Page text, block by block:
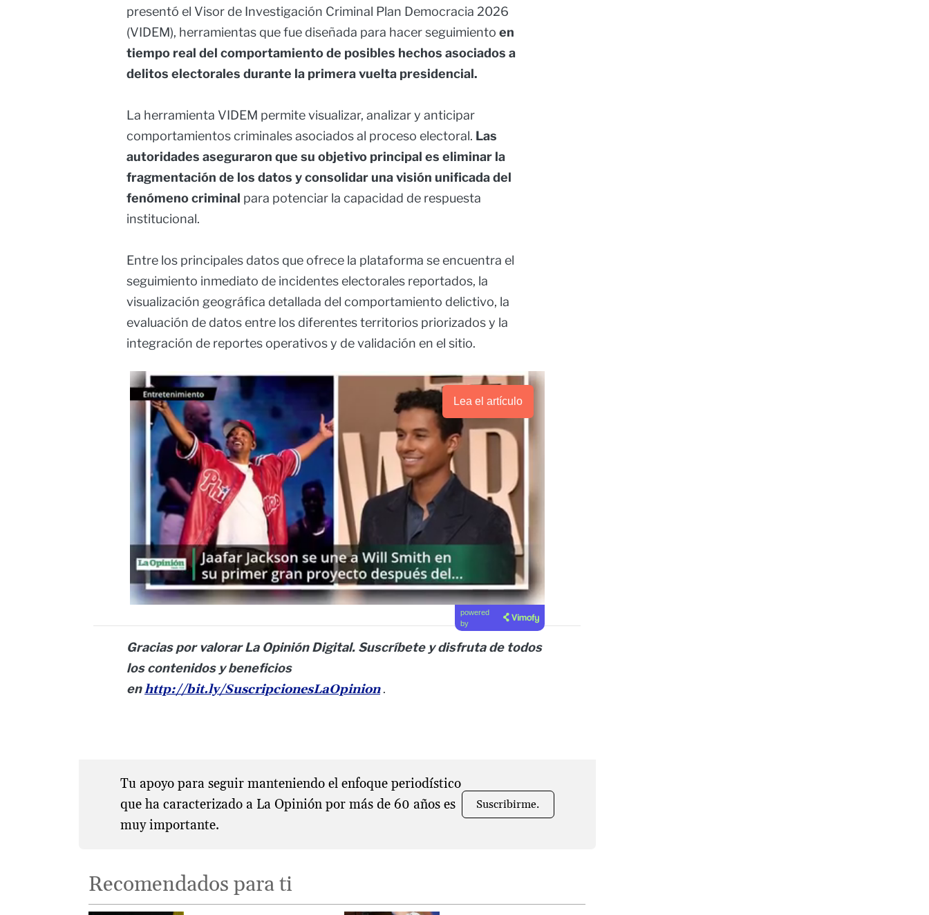
presentó el Visor de Investigación Criminal Plan Democracia 2026
(VIDEM), herramientas que fue diseñada para hacer seguimiento en
tiempo real del comportamiento de posibles hechos asociados a
delitos electorales durante la primera vuelta presidencial.
La herramienta VIDEM permite visualizar, analizar y anticipar
comportamientos criminales asociados al proceso electoral. Las
autoridades aseguraron que su objetivo principal es eliminar la
fragmentación de los datos y consolidar una visión unificada del
fenómeno criminal para potenciar la capacidad de respuesta
institucional.
Entre los principales datos que ofrece la plataforma se encuentra el
seguimiento inmediato de incidentes electorales reportados, la
visualización geográfica detallada del comportamiento delictivo, la
evaluación de datos entre los diferentes territorios priorizados y la
integración de reportes operativos y de validación en el sitio.
Lea el artículo
powered
by
Gracias por valorar La Opinión Digital. Suscríbete y disfruta de todos
los contenidos y beneficios
enhttp://bit.ly/SuscripcionesLaOpinion.
Tu apoyo para seguir manteniendo el enfoque periodístico
que ha caracterizado a La Opinión por más de 60 años es
muy importante.
Suscribirme.
Recomendados para ti